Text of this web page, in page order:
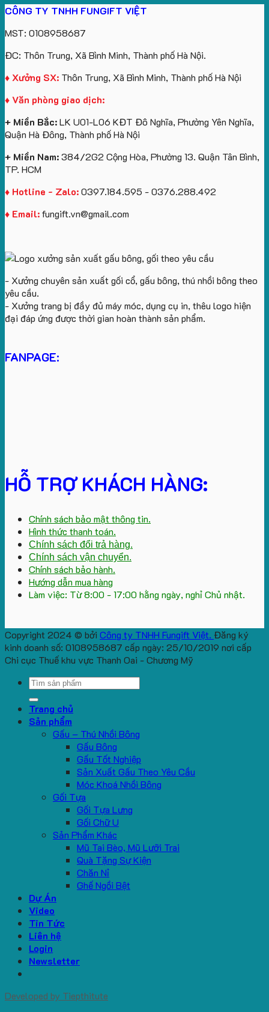
Công
Ty
Lữ
lớn
logo
Trung
số
lượng
lớn
theo
cầu
bông
giấy
in
logo
CÔNG TY TNHH FUNGIFT VIỆT
MST: 0108958687
ĐC: Thôn Trung, Xã Bình Minh, Thành phố Hà Nội.
♦ Xưởng SX: Thôn Trung, Xã Bình Minh, Thành phố Hà Nội
♦ Văn phòng giao dịch:
+ Miền Bắc:LK U01-L06 KĐT Đô Nghĩa, Phường Yên Nghĩa,
Quận Hà Đông, Thành phố Hà Nội
+ Miền Nam:384/2G2 Cộng Hòa, Phường 13. Quận Tân Bình,
TP. HCM
♦ Hotline - Zalo:0397.184.595 - 0376.288.492
♦ Email:fungift.vn@gmail.com
- Xưởng chuyên sản xuất gối cổ, gấu bông, thú nhồi bông theo
yêu cầu.
- Xưởng trang bị đầy đủ máy móc, dụng cụ in, thêu logo hiện
đại đáp ứng được thời gian hoàn thành sản phẩm.
FANPAGE:
HỖ TRỢ KHÁCH HÀNG:
Chính sách bảo mật thông tin.
Hình thức thanh toán.
Chính sách đổi trả hàng.
Chính sách vận chuyển.
Chính sách bảo hành.
Hướng dẫn mua hàng
Làm việc: Từ 8:00 - 17:00 hằng ngày, nghỉ Chủ nhật.
Copyright 2024 © bởi Công ty TNHH Fungift Việt. Đăng ký
kinh doanh số: 0108958687 cấp ngày: 25/10/2019 nơi cấp
Chi cục Thuế khu vực Thanh Oai - Chương Mỹ
Search
Trang chủ
Sản phẩm
Gấu – Thú Nhồi Bông
Gấu Bông
Gấu Tốt Nghiệp
Sản Xuất Gấu Theo Yêu Cầu
Móc Khoá Nhồi Bông
Gối Tựa
Gối Tựa Lưng
Gối Chữ U
Sản Phẩm Khác
Mũ Tai Bèo, Mũ Lưỡi Trai
Quà Tặng Sự Kiện
Chăn Nỉ
Ghế Ngồi Bệt
Dự Án
Video
Tin Tức
Liên hệ
Login
Newsletter
Developed by Tiepthitute